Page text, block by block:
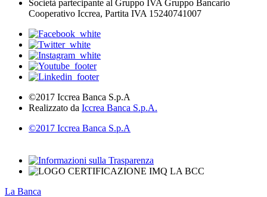
Società partecipante al Gruppo IVA Gruppo Bancario
Cooperativo Iccrea, Partita IVA 15240741007
©2017 Iccrea Banca S.p.A
Realizzato da Iccrea Banca S.p.A.
©2017 Iccrea Banca S.p.A
La Banca